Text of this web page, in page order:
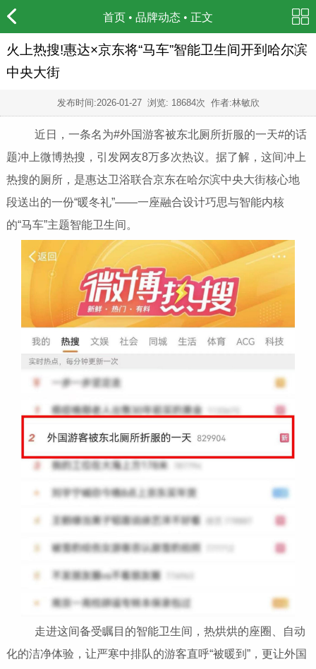
首页 • 品牌动态 • 正文
火上热搜!惠达×京东将“马车”智能卫生间开到哈尔滨
中央大街
发布时间:2026-01-27浏览: 18684次 作者:林敏欣
近日，一条名为#外国游客被东北厕所折服的一天#的话
题冲上微博热搜，引发网友8万多次热议。据了解，这间冲上
热搜的厕所，是惠达卫浴联合京东在哈尔滨中央大街核心地
段送出的一份“暖冬礼”——一座融合设计巧思与智能内核
的“马车”主题智能卫生间。
走进这间备受瞩目的智能卫生间，热烘烘的座圈、自动
化的洁净体验，让严寒中排队的游客直呼“被暖到”，更让外国